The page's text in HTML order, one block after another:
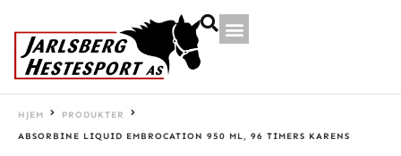
HJEM
PRODUKTER
ABSORBINE LIQUID EMBROCATION 950 ML, 96 TIMERS KARENS